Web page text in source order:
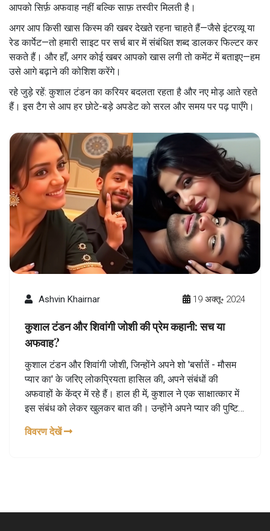
आपको सिर्फ़ अफवाह नहीं बल्कि साफ़ तस्वीर मिलती है।
अगर आप किसी खास किस्म की खबर देखते रहना चाहते हैं—जैसे इंटरव्यू या
रेड कार्पेट—तो हमारी साइट पर सर्च बार में संबंधित शब्द डालकर फिल्टर कर
सकते हैं। और हाँ, अगर कोई खबर आपको खास लगी तो कमेंट में बताइए—हम
उसे आगे बढ़ाने की कोशिश करेंगे।
रहे जुड़े रहें: कुशाल टंडन का करियर बदलता रहता है और नए मोड़ आते रहते
हैं। इस टैग से आप हर छोटे-बड़े अपडेट को सरल और समय पर पढ़ पाएँगे।
Ashvin Khairnar 19 अक्तू॰ 2024
कुशाल टंडन और शिवांगी जोशी की प्रेम कहानी: सच या
अफवाह?
कुशाल टंडन और शिवांगी जोशी, जिन्होंने अपने शो 'बर्सातें - मौसम
प्यार का' के जरिए लोकप्रियता हासिल की, अपने संबंधों की
अफवाहों के केंद्र में रहे हैं। हाल ही में, कुशाल ने एक साक्षात्कार में
इस संबंध को लेकर खुलकर बात की। उन्होंने अपने प्यार की पुष्टि
विवरण देखें